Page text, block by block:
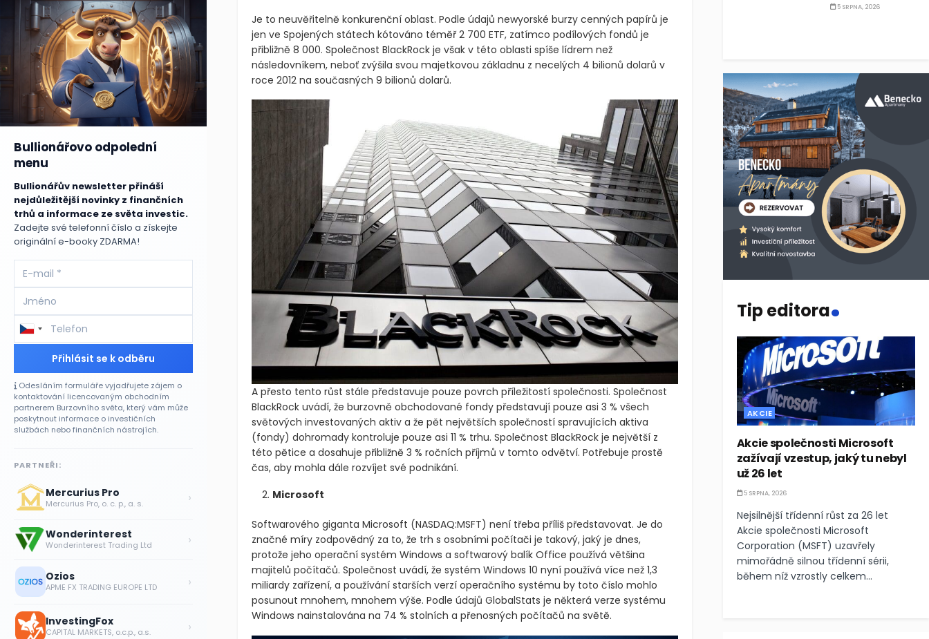
Je to neuvěřitelně konkurenční oblast. Podle údajů newyorské burzy cenných papírů je
jen ve Spojených státech kótováno téměř 2 700 ETF, zatímco podílových fondů je
přibližně 8 000. Společnost BlackRock je však v této oblasti spíše lídrem než
následovníkem, neboť zvýšila svou majetkovou základnu z necelých 4 bilionů dolarů v
roce 2012 na současných 9 bilionů dolarů.
A přesto tento růst stále představuje pouze povrch příležitostí společnosti. Společnost
BlackRock uvádí, že burzovně obchodované fondy představují pouze asi 3 % všech
světových investovaných aktiv a že pět největších společností spravujících aktiva
(fondy) dohromady kontroluje pouze asi 11 % trhu. Společnost BlackRock je největší z
této pětice a dosahuje přibližně 3 % ročních příjmů v tomto odvětví. Potřebuje prostě
čas, aby mohla dále rozvíjet své podnikání.
Microsoft
Softwarového giganta Microsoft (NASDAQ:MSFT) není třeba příliš představovat. Je do
značné míry zodpovědný za to, že trh s osobními počítači je takový, jaký je dnes,
protože jeho operační systém Windows a softwarový balík Office používá většina
majitelů počítačů. Společnost uvádí, že systém Windows 10 nyní používá více než 1,3
miliardy zařízení, a používání starších verzí operačního systému by toto číslo mohlo
posunout mnohem, mnohem výše. Podle údajů GlobalStats je některá verze systému
Windows nainstalována na 74 % stolních a přenosných počítačů na světě.
Bullionářovo odpolední
menu
Bullionářův newsletter přináší
nejdůležitější novinky z finančních
trhů a informace ze světa investic.
Zadejte své telefonní číslo a získejte
originální e-booky ZDARMA!
Přihlásit se k odběru
Odesláním formuláře vyjadřujete zájem o
kontaktování licencovaným obchodním
partnerem Burzovního světa, který vám může
poskytnout informace o investičních
službách nebo finančních nástrojích.
PARTNEŘI:
Mercurius Pro
Mercurius Pro, o. c. p., a. s. ›
Wonderinterest
Wonderinterest Trading Ltd ›
Ozios
APME FX TRADING EUROPE LTD ›
InvestingFox
CAPITAL MARKETS, o.c.p., a.s. ›
5 SRPNA, 2026
Tip editora.
AKCIE
Akcie společnosti Microsoft
zažívají vzestup, jaký tu nebyl
už 26 let
5 SRPNA, 2026
Nejsilnější třídenní růst za 26 let
Akcie společnosti Microsoft
Corporation (MSFT) uzavřely
mimořádně silnou třídenní sérii,
během níž vzrostly celkem...